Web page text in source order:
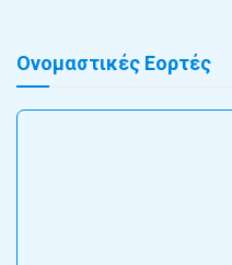
Ονομαστικές Εορτές